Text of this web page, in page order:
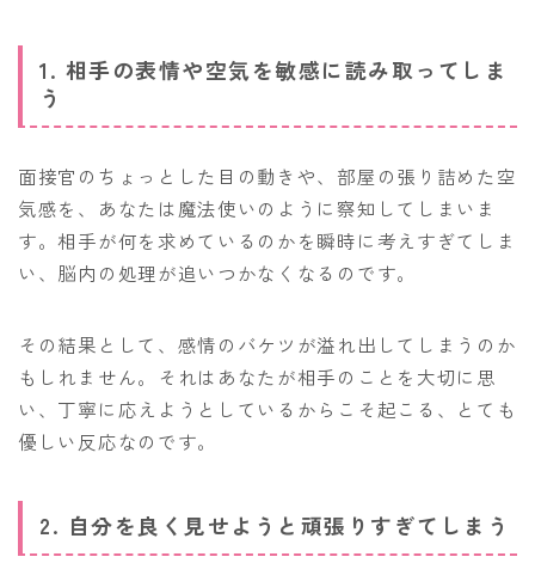
1. 相手の表情や空気を敏感に読み取ってしま
う
面接官のちょっとした目の動きや、部屋の張り詰めた空
気感を、あなたは魔法使いのように察知してしまいま
す。相手が何を求めているのかを瞬時に考えすぎてしま
い、脳内の処理が追いつかなくなるのです。
その結果として、感情のバケツが溢れ出してしまうのか
もしれません。それはあなたが相手のことを大切に思
い、丁寧に応えようとしているからこそ起こる、とても
優しい反応なのです。
2. 自分を良く見せようと頑張りすぎてしまう